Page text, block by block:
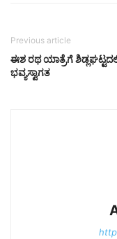
Previous article
ಈಶ ರಥ ಯಾತ್ರೆಗೆ
ಭವ್ಯಸ್ವಾಗತ